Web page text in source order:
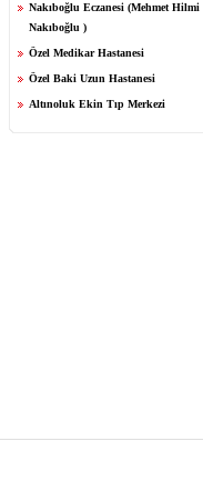
Nakıboğlu Eczanesi (Mehmet Hilmi
Nakıboğlu )
Özel Medikar Hastanesi
Özel Baki Uzun Hastanesi
Altınoluk Ekin Tıp Merkezi